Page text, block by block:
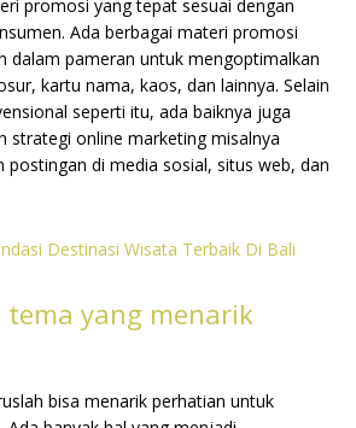
promosi yang tepat sesuai dengan
Ada berbagai materi promosi
dalam pameran untuk mengoptimalkan
kartu nama, kaos, dan lainnya. Selain
seperti itu, ada baiknya juga
strategi online marketing misalnya
postingan di media sosial, situs web, dan
Destinasi Wisata Terbaik Di Bali
yang menarik
bisa menarik perhatian untuk